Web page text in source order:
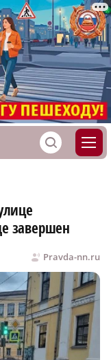
S
завершен
Pravda-nn.ru